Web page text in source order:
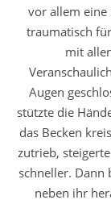
vor allem eine
traumatisch
mit
Augen
stützte die
das Becken
zutrieb,
schneller. Dann
neben ihr